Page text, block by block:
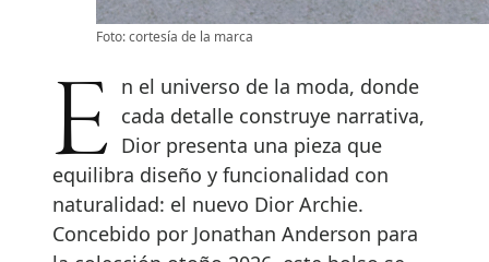
Foto: cortesía de la marca
En el universo de la moda, donde cada detalle construye narrativa,
Dior presenta una pieza que
equilibra diseño y funcionalidad con
naturalidad: el nuevo Dior Archie.
Concebido por Jonathan Anderson para